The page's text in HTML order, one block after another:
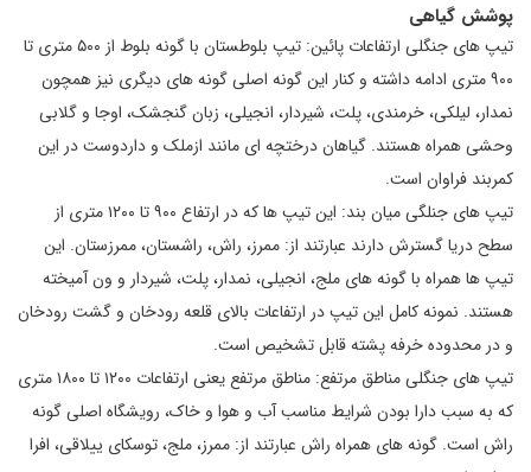
پوشش گیاهی
تیپ های جنگلی ارتفاعات پائین: تیپ بلوطستان با گونه بلوط از ۵۰۰ متری تا
۹۰۰ متری ادامه داشته و کنار این گونه اصلی گونه های دیگری نیز همچون
نمدار، لیلکی، خرمندی، پلت، شیردار، انجیلی، زبان گنجشک، اوجا و گلابی
وحشی همراه هستند. گیاهان درختچه ای مانند ازملک و داردوست در این
کمربند فراوان است.
تیپ های جنلگی میان بند: این تیپ ها که در ارتفاع ۹۰۰ تا ۱۲۰۰ متری از
سطح دریا گسترش دارند عبارتند از: ممرز، راش، راشستان، ممرزستان. این
تیپ ها همراه با گونه های ملج، انجیلی، نمدار، پلت، شیردار و ون آمیخته
هستند. نمونه کامل این تیپ در ارتفاعات بالای قلعه رودخان و گشت رودخان
و در محدوده خرفه پشته قابل تشخیص است.
تیپ های جنگلی مناطق مرتفع: مناطق مرتفع یعنی ارتفاعات ۱۲۰۰ تا ۱۸۰۰ متری
که به سبب دارا بودن شرایط مناسب آب و هوا و خاک، رویشگاه اصلی گونه
راش است. گونه های همراه راش عبارتند از: ممرز، ملج، توسکای ییلاقی، افرا